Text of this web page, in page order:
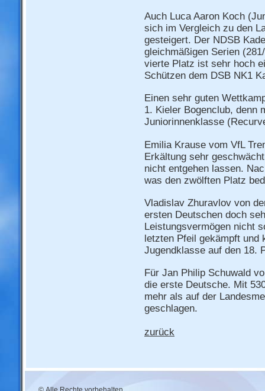
Auch Luca Aaron Koch
sich im Vergleich zu den
gesteigert. Der NDSB
gleichmäßigen Serien
vierte Platz ist sehr hoch
Schützen dem DSB NK1
Einen sehr guten
1. Kieler Bogenclub, denn
Juniorinnenklasse
Emilia Krause vom VfL
Erkältung sehr
nicht entgehen lassen.
was den zwölften Platz
Vladislav Zhuravlov von
ersten Deutschen doch
Leistungsvermögen nicht
letzten Pfeil gekämpft und
Jugendklasse auf den 18.
Für Jan Philip Schuwald
die erste Deutsche. Mit
mehr als auf der
geschlagen.
zurück